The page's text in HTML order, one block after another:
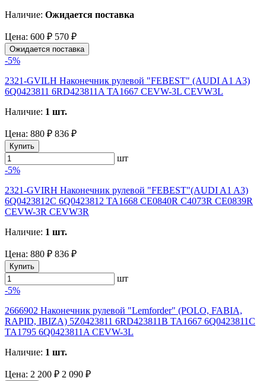
Наличие: Ожидается поставка
Цена: 600 ₽ 570 ₽
Ожидается поставка
-5%
2321-GVILH Наконечник рулевой "FEBEST" (AUDI A1 A3)
6Q0423811 6RD423811A TA1667 CEVW-3L CEVW3L
Наличие: 1 шт.
Цена: 880 ₽ 836 ₽
Купить
шт
-5%
2321-GVIRH Наконечник рулевой "FEBEST"(AUDI A1 A3)
6Q0423812C 6Q0423812 TA1668 CE0840R C4073R CE0839R
CEVW-3R CEVW3R
Наличие: 1 шт.
Цена: 880 ₽ 836 ₽
Купить
шт
-5%
2666902 Наконечник рулевой "Lemforder" (POLO, FABIA,
RAPID, IBIZA) 5Z0423811 6RD423811B TA1667 6Q0423811C
TA1795 6Q0423811A CEVW-3L
Наличие: 1 шт.
Цена: 2 200 ₽ 2 090 ₽